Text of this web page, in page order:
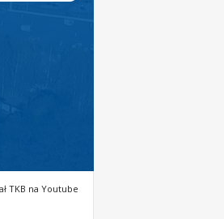
TKB na Youtube